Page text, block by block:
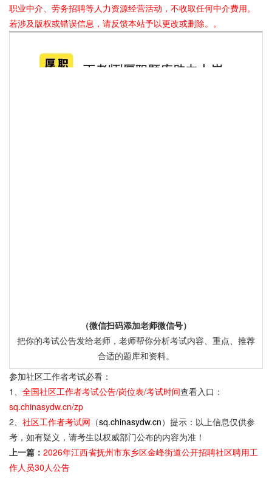
职业中介、劳务招聘等人力资源经营活动，不收取任何中介费用。
若涉及版权或错误信息，请反馈本站予以更改或删除。。
（微信扫码添加老师微信号）
把你的考试公告发给老师，老师帮你分析考试内容、重点、推荐
合适的题库和资料。
参加社区工作者考试必看：
1、 全国社区工作者考试公告/岗位表/考试时间查看入口：
sq.chinasydw.cn/zp
2、 社区工作者考试网 （sq.chinasydw.cn）提示：以上信息仅供参
考，如有疑义，请考生以权威部门公布的内容为准！
上一篇： 2026年江西省抚州市东乡区金峰街道公开招聘社区聘用工
作人员30人公告